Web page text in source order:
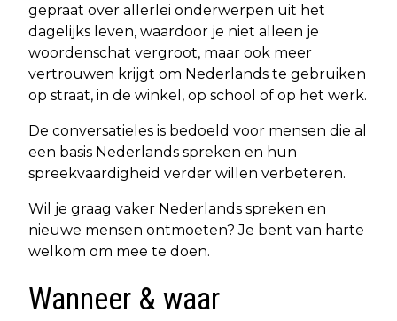
gepraat over allerlei onderwerpen uit het
dagelijks leven, waardoor je niet alleen je
woordenschat vergroot, maar ook meer
vertrouwen krijgt om Nederlands te gebruiken
op straat, in de winkel, op school of op het werk.
De conversatieles is bedoeld voor mensen die al
een basis Nederlands spreken en hun
spreekvaardigheid verder willen verbeteren.
Wil je graag vaker Nederlands spreken en
nieuwe mensen ontmoeten? Je bent van harte
welkom om mee te doen.
Wanneer & waar